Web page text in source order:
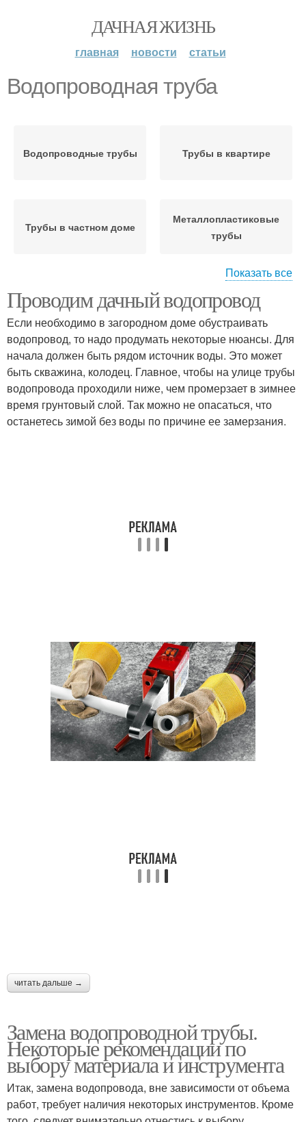
ДАЧНАЯ ЖИЗНЬ
главная новости статьи
Водопроводная труба
Водопроводные трубы Трубы в квартире
Трубы в частном доме
Металлопластиковые
трубы
Пластиковые трубы
водопровода
Трубы под
полотенцесушитель
Трубы в старом
Показать все
Проводим дачный водопровод
Если необходимо в загородном доме обустраивать
водопровод, то надо продумать некоторые нюансы. Для
начала должен быть рядом источник воды. Это может
быть скважина, колодец. Главное, чтобы на улице трубы
водопровода проходили ниже, чем промерзает в зимнее
время грунтовый слой. Так можно не опасаться, что
останетесь зимой без воды по причине ее замерзания.
читать дальше →
Замена водопроводной трубы.
Некоторые рекомендации по
выбору материала и инструмента
Итак, замена водопровода, вне зависимости от объема
работ, требует наличия некоторых инструментов. Кроме